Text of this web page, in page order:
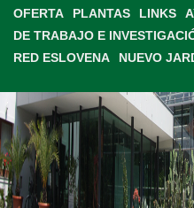
OFERTA
PLANTAS LINKS
DE TRABAJO E
RED ESLOVENA
NUEVO